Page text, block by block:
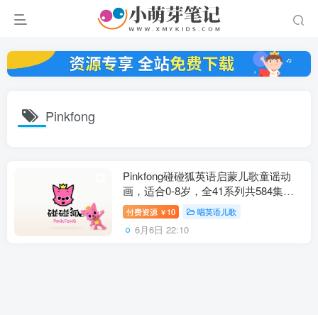
Pinkfong
Pinkfong碰碰狐英语启蒙儿歌童谣动
画，适合0-8岁，全41系列共584集，
1080P高清视频带中英文字幕，百度云
网盘下载
付费资源 ￥ 10 唱英语儿歌
6月6日 22:10